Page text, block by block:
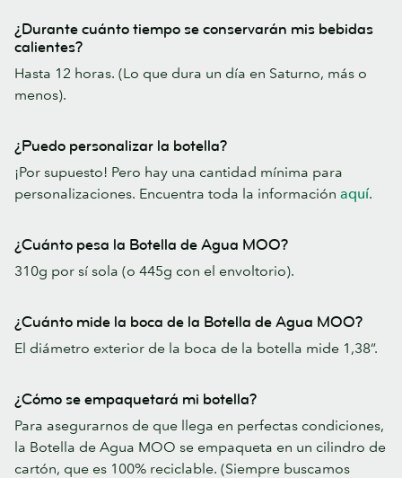
¿Durante cuánto tiempo se conservarán mis bebidas
calientes?
Hasta 12 horas. (Lo que dura un día en Saturno, más o
menos).
¿Puedo personalizar la botella?
¡Por supuesto! Pero hay una cantidad mínima para
personalizaciones. Encuentra toda la información aquí.
¿Cuánto pesa la Botella de Agua MOO?
310g por sí sola (o 445g con el envoltorio).
¿Cuánto mide la boca de la Botella de Agua MOO?
El diámetro exterior de la boca de la botella mide 1,38”.
¿Cómo se empaquetará mi botella?
Para asegurarnos de que llega en perfectas condiciones,
la Botella de Agua MOO se empaqueta en un cilindro de
cartón, que es 100% reciclable. (Siempre buscamos